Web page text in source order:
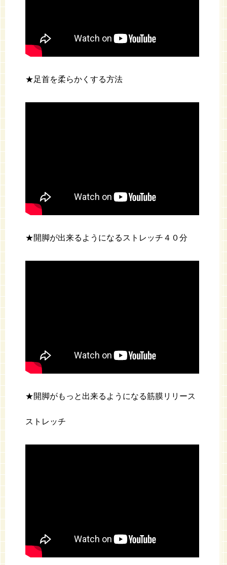
★足首を柔らかくする方法
★開脚が出来るようになるストレッチ４０分
★開脚がもっと出来るようになる筋膜リリース
ストレッチ